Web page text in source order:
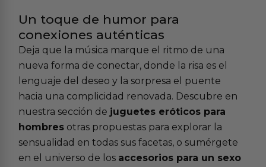
Un toque de humor para
conexiones auténticas
Deja que la música marque el ritmo de una
nueva forma de conectar, donde la risa es el
lenguaje del deseo y la sorpresa el puente
hacia una complicidad renovada. Descubre en
nuestra sección de juguetes eróticos para
hombres otras propuestas para explorar la
sensualidad en todas sus facetas, o sumérgete
en el universo de los accesorios para un sexo